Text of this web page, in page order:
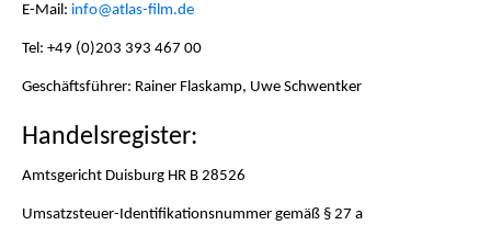
E-Mail: info@atlas-film.de
Tel: +49 (0)203 393 467 00
Geschäftsführer: Rainer Flaskamp, Uwe Schwentker
Handelsregister:
Amtsgericht Duisburg HR B 28526
Umsatzsteuer-Identifikationsnummer gemäß § 27 a